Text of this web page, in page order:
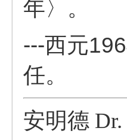
年〉。
---西元
任。
安明德